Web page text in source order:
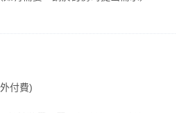
付費)